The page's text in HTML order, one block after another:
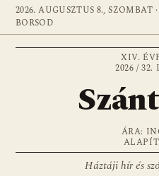
2026. AUGUSZTUS 8., SZOMBAT
BORSOD
XIV.
2026 / 32.
ÁRA:
Háztáji hír és